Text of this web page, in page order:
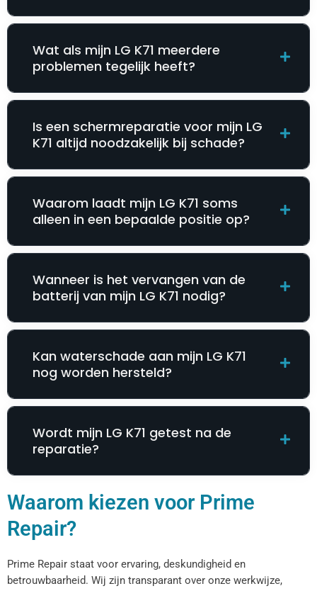
Wat als mijn LG K71 meerdere
problemen tegelijk heeft?
Is een schermreparatie voor mijn LG
K71 altijd noodzakelijk bij schade?
Waarom laadt mijn LG K71 soms
alleen in een bepaalde positie op?
Wanneer is het vervangen van de
batterij van mijn LG K71 nodig?
Kan waterschade aan mijn LG K71
nog worden hersteld?
Wordt mijn LG K71 getest na de
reparatie?
Waarom kiezen voor Prime
Repair?
Prime Repair staat voor ervaring, deskundigheid en
betrouwbaarheid. Wij zijn transparant over onze werkwijze,